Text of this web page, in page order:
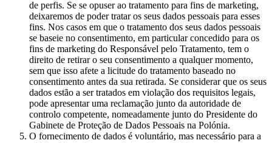
de perfis. Se se opuser ao tratamento para fins de marketing,
deixaremos de poder tratar os seus dados pessoais para esses
fins. Nos casos em que o tratamento dos seus dados pessoais
se baseie no consentimento, em particular concedido para os
fins de marketing do Responsável pelo Tratamento, tem o
direito de retirar o seu consentimento a qualquer momento,
sem que isso afete a licitude do tratamento baseado no
consentimento antes da sua retirada. Se considerar que os seus
dados estão a ser tratados em violação dos requisitos legais,
pode apresentar uma reclamação junto da autoridade de
controlo competente, nomeadamente junto do Presidente do
Gabinete de Proteção de Dados Pessoais na Polónia.
O fornecimento de dados é voluntário, mas necessário para a